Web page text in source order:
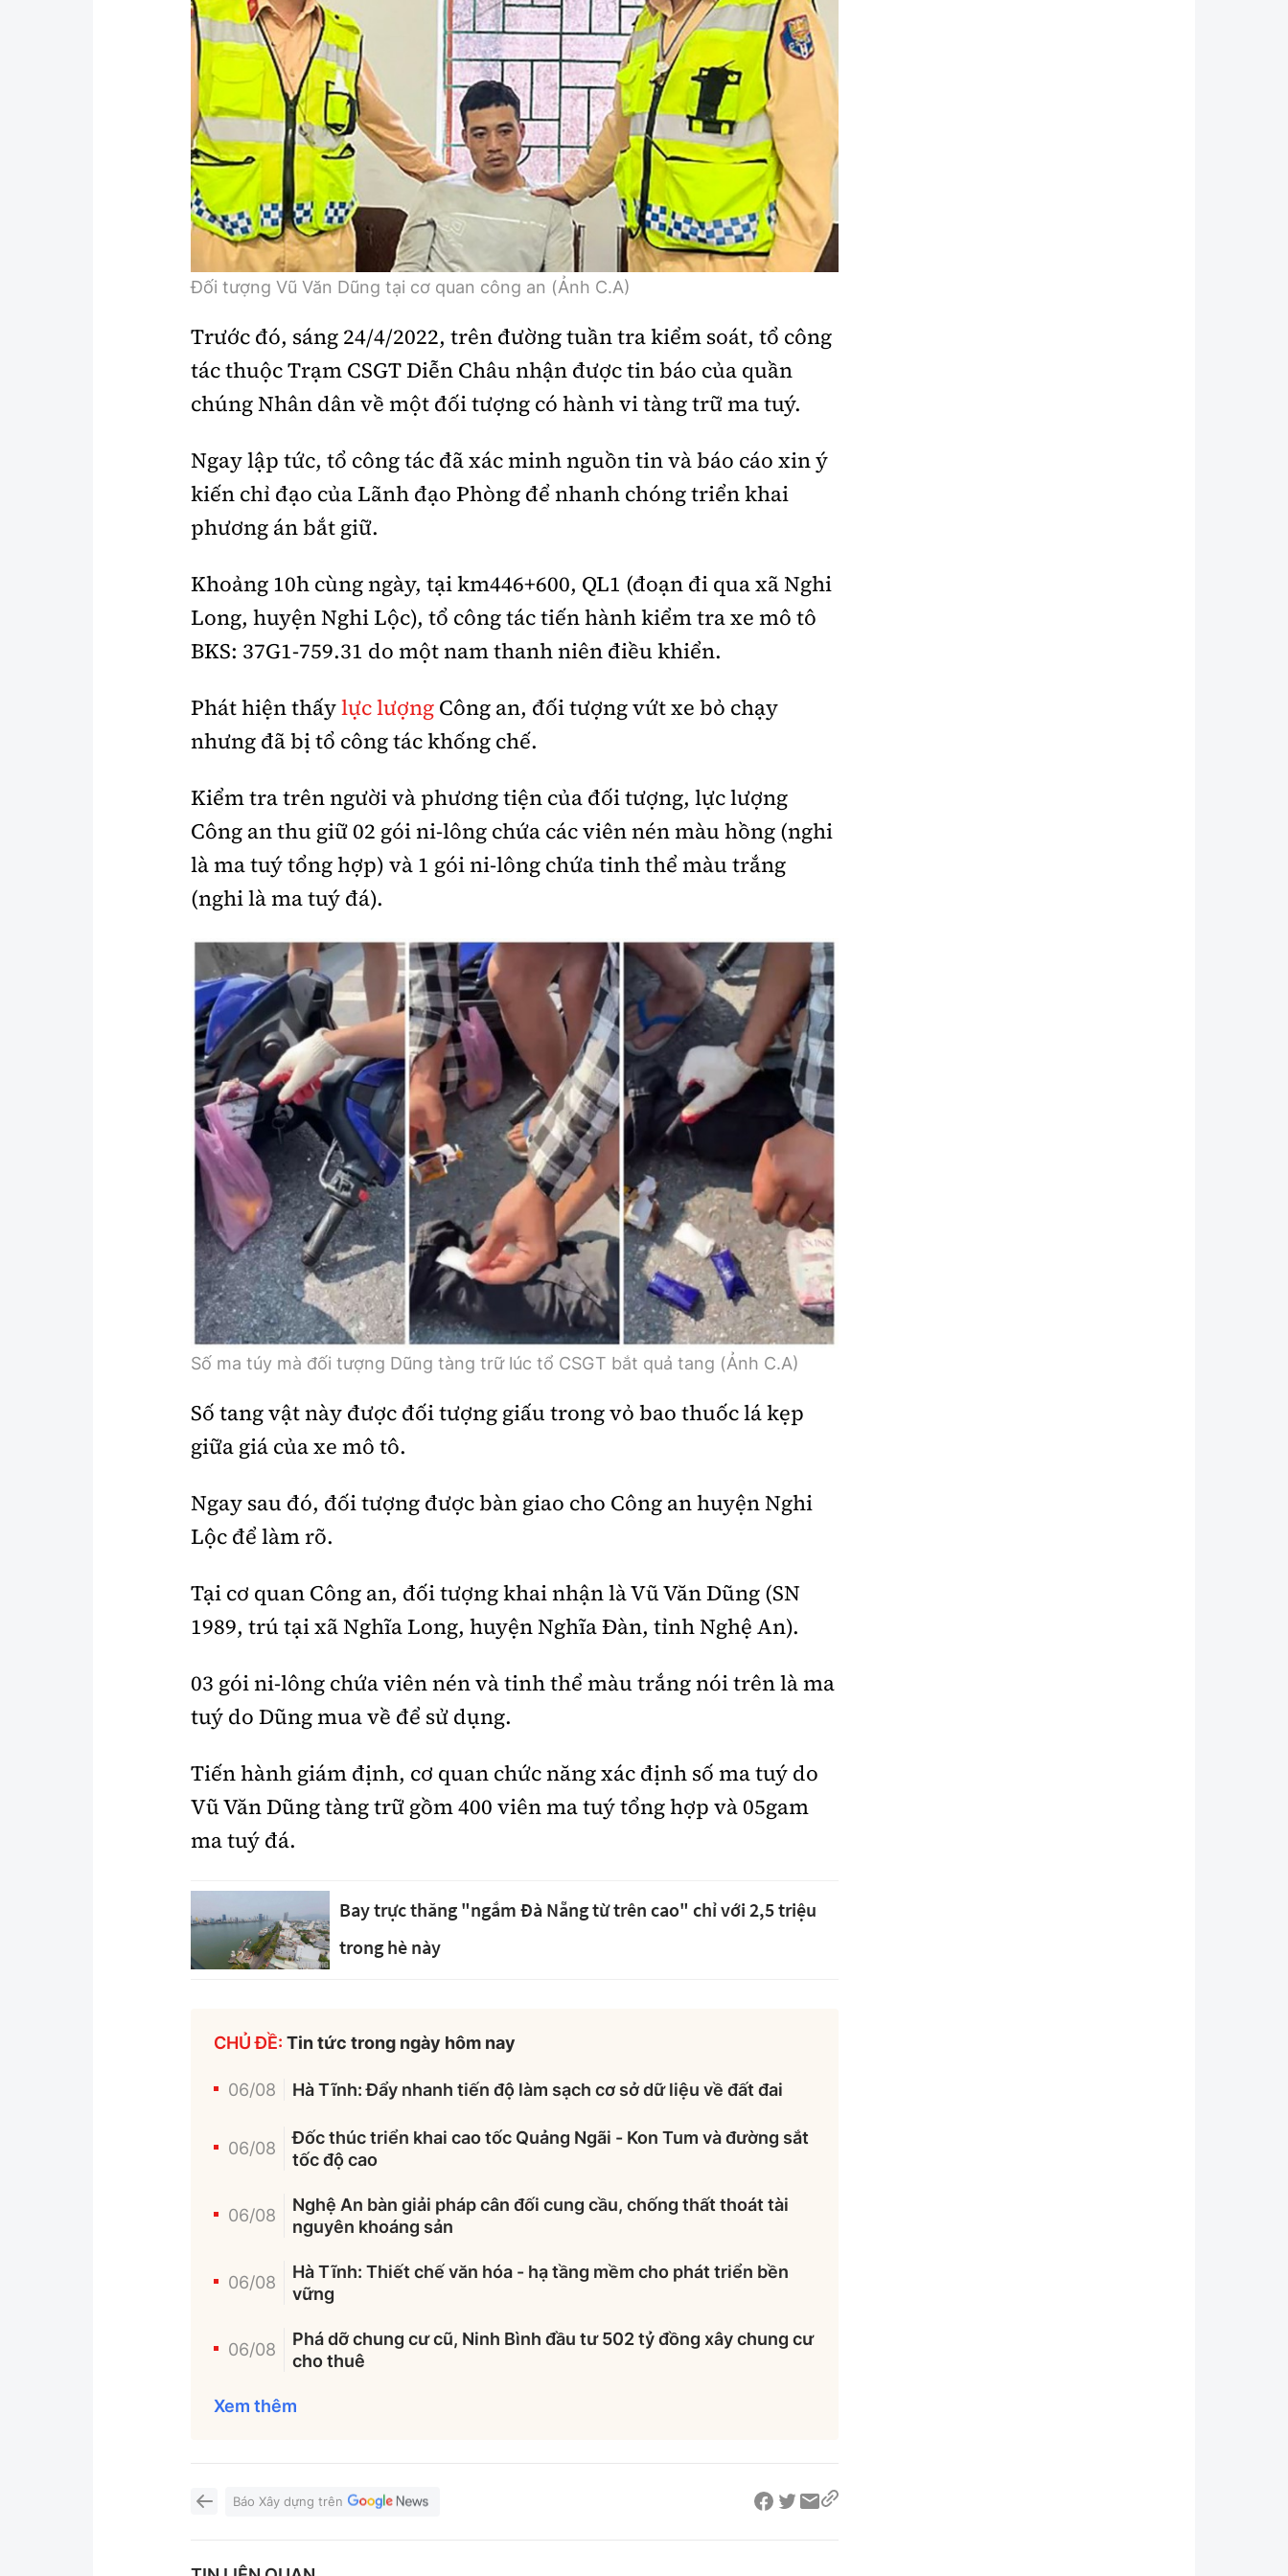
Lao động - Công đoàn
Showbiz
Điện ảnh
Âm nhạc
Bình luận
Hậu trường sao
360 độ thể thao
Sản phẩm mới
AI
Tư vấn
Thời sự Quốc tế
Hồ sơ tài liệu
Thế giới giao thông
Đi ++
Du lịch
Khám phá
Lối sống
Video
Thời sự
Khám phá
Camera giao thông
Lăng kính xây dựng
Giải trí - Thể thao
Đối tượng Vũ Văn Dũng tại cơ quan công an (Ảnh C.A)
Trước đó, sáng 24/4/2022, trên đường tuần tra kiểm soát, tổ công
tác thuộc Trạm CSGT Diễn Châu nhận được tin báo của quần
chúng Nhân dân về một đối tượng có hành vi tàng trữ ma tuý.
Ngay lập tức, tổ công tác đã xác minh nguồn tin và báo cáo xin ý
kiến chỉ đạo của Lãnh đạo Phòng để nhanh chóng triển khai
phương án bắt giữ.
Khoảng 10h cùng ngày, tại km446+600, QL1 (đoạn đi qua xã Nghi
Long, huyện Nghi Lộc), tổ công tác tiến hành kiểm tra xe mô tô
BKS: 37G1-759.31 do một nam thanh niên điều khiển.
Phát hiện thấylực lượng Công an, đối tượng vứt xe bỏ chạy
nhưng đã bị tổ công tác khống chế.
Kiểm tra trên người và phương tiện của đối tượng, lực lượng
Công an thu giữ 02 gói ni-lông chứa các viên nén màu hồng (nghi
là ma tuý tổng hợp) và 1 gói ni-lông chứa tinh thể màu trắng
(nghi là ma tuý đá).
Số ma túy mà đối tượng Dũng tàng trữ lúc tổ CSGT bắt quả tang (Ảnh C.A)
Số tang vật này được đối tượng giấu trong vỏ bao thuốc lá kẹp
giữa giá của xe mô tô.
Ngay sau đó, đối tượng được bàn giao cho Công an huyện Nghi
Lộc để làm rõ.
Tại cơ quan Công an, đối tượng khai nhận là Vũ Văn Dũng (SN
1989, trú tại xã Nghĩa Long, huyện Nghĩa Đàn, tỉnh Nghệ An).
03 gói ni-lông chứa viên nén và tinh thể màu trắng nói trên là ma
tuý do Dũng mua về để sử dụng.
Tiến hành giám định, cơ quan chức năng xác định số ma tuý do
Vũ Văn Dũng tàng trữ gồm 400 viên ma tuý tổng hợp và 05gam
ma tuý đá.
Bay trực thăng "ngắm Đà Nẵng từ trên cao" chỉ với 2,5 triệu
trong hè này
CHỦ ĐỀ: Tin tức trong ngày hôm nay
06/08 Hà Tĩnh: Đẩy nhanh tiến độ làm sạch cơ sở dữ liệu về đất đai
06/08
Đốc thúc triển khai cao tốc Quảng Ngãi - Kon Tum và đường sắt
tốc độ cao
06/08
Nghệ An bàn giải pháp cân đối cung cầu, chống thất thoát tài
nguyên khoáng sản
06/08
Hà Tĩnh: Thiết chế văn hóa - hạ tầng mềm cho phát triển bền
vững
06/08
Phá dỡ chung cư cũ, Ninh Bình đầu tư 502 tỷ đồng xây chung cư
cho thuê
Xem thêm
Báo Xây dựng trên